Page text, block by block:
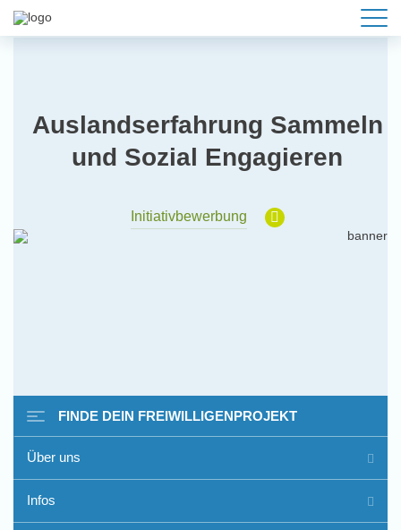
Auslandserfahrung Sammeln
und Sozial Engagieren
Initiativbewerbung
Freiwilligenarbeit im Ausland
- Erfahrungsberichte
FINDE DEIN FREIWILLIGENPROJEKT
Über uns
Infos